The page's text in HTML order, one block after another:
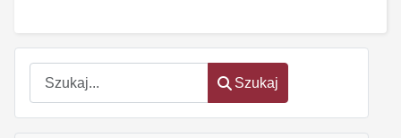
Szukaj
Szukaj
software